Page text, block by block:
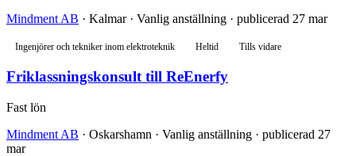
Mindment AB · Kalmar · Vanlig anställning · publicerad 27 mar
Ingenjörer och tekniker inom elektroteknik Heltid Tills vidare
Friklassningskonsult till ReEnerfy
Fast lön
Mindment AB · Oskarshamn · Vanlig anställning · publicerad 27
mar